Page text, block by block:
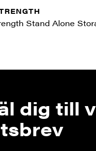
Stand Alone
dig till